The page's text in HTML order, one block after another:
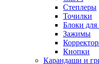
Степлеры
Точилки
Блоки для
Зажимы
Кнопки
Карандаши и